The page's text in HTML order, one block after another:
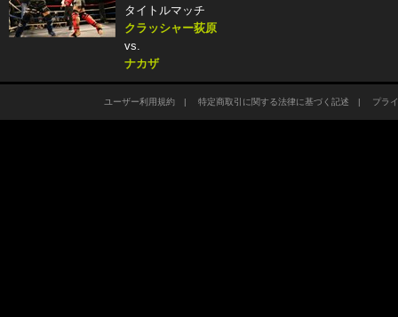
タイトルマッチ
クラッシャー荻原
vs.
ナカザ
ユーザー利用規約| 特定商取引に関する法律に基づく記述 | プラ